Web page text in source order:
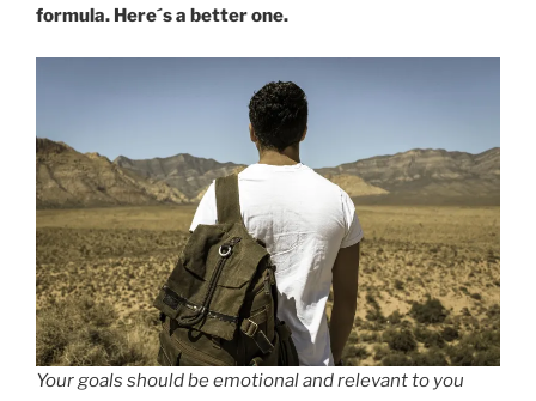
formula. Here´s a better one.
Your goals should be emotional and relevant to you